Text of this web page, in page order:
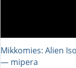
Mikkomies: Alien
― mipera